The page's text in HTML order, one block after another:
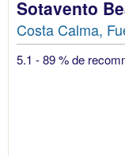
Sotavento
Costa Calma,
5.1 - 89 % de